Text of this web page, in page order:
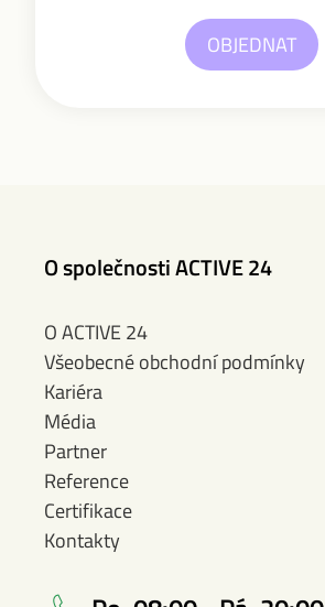
OBJEDNAT
O společnosti ACTIVE 24
O ACTIVE 24
Všeobecné obchodní podmínky
Kariéra
Média
Partner
Reference
Certifikace
Kontakty